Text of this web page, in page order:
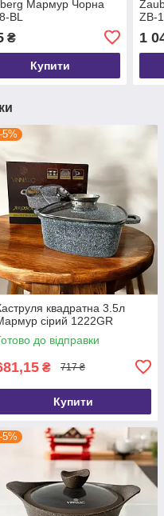
Мармур Чорна
BL
₴
Купити
ZB-
1
квадратна 3.5л
сірий 1222GR
до відправки
₴ 717 ₴
Купити